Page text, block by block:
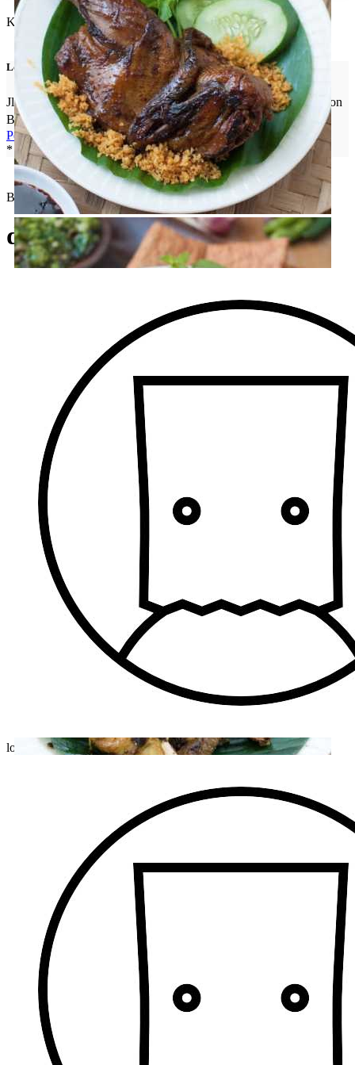
Kontak & Profil Medsos
Lokasi
Jl. Perjuangan Dalam, Saluran Irigasi, Marga Mulya - Summarecon
Bekasi
Peta Arah ke Lokasi
* pastikan "device location access" aktif
Bebek Kaleyo
di favoritkan oleh
login